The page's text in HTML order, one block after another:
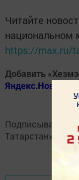
Читайте
национальном
https://max.ru/
Добавить
Яндекс.Новости
Татарстан»